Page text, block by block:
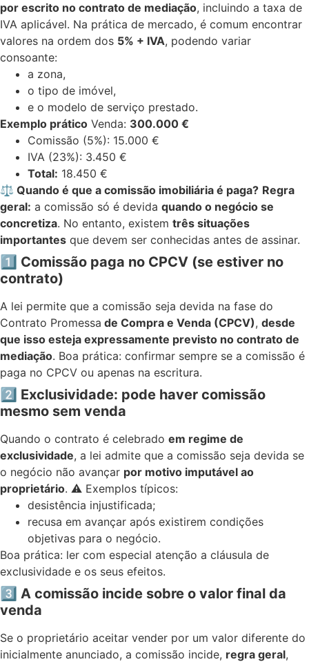
por escrito no contrato de mediação, incluindo a taxa de
IVA aplicável. Na prática de mercado, é comum encontrar
valores na ordem dos 5% + IVA, podendo variar
consoante:
a zona,
o tipo de imóvel,
e o modelo de serviço prestado.
Exemplo prático Venda: 300.000 €
Comissão (5%): 15.000 €
IVA (23%): 3.450 €
Total: 18.450 €
⚖️ Quando é que a comissão imobiliária é paga? Regra
geral: a comissão só é devida quando o negócio se
concretiza. No entanto, existem três situações
importantes que devem ser conhecidas antes de assinar.
1️ Comissão paga no CPCV (se estiver no
contrato)
A lei permite que a comissão seja devida na fase do
Contrato Promessa de Compra e Venda (CPCV), desde
que isso esteja expressamente previsto no contrato de
mediação. Boa prática: confirmar sempre se a comissão é
paga no CPCV ou apenas na escritura.
2️ Exclusividade: pode haver comissão
mesmo sem venda
Quando o contrato é celebrado em regime de
exclusividade, a lei admite que a comissão seja devida se
o negócio não avançar por motivo imputável ao
proprietário. ⚠️ Exemplos típicos:
desistência injustificada;
recusa em avançar após existirem condições
objetivas para o negócio.
Boa prática: ler com especial atenção a cláusula de
exclusividade e os seus efeitos.
3️ A comissão incide sobre o valor final da
venda
Se o proprietário aceitar vender por um valor diferente do
inicialmente anunciado, a comissão incide, regra geral,